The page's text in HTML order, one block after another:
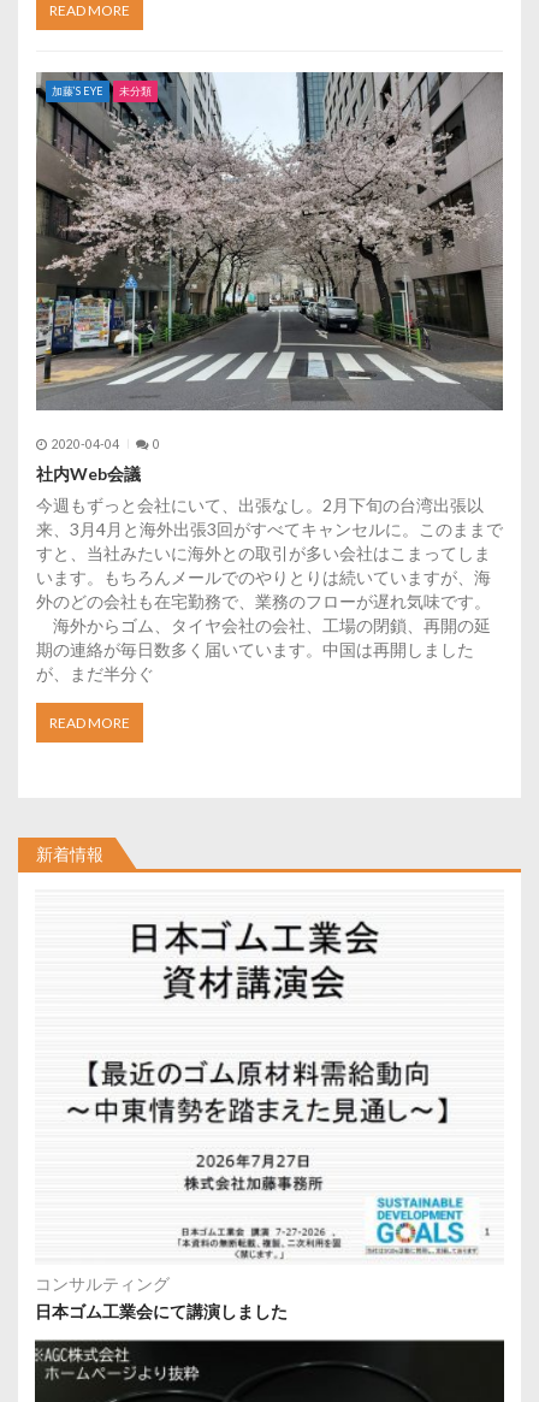
READ MORE
加藤’S EYE 未分類
2020-04-04 0
社内Web会議
今週もずっと会社にいて、出張なし。2月下旬の台湾出張以
来、3月4月と海外出張3回がすべてキャンセルに。このままで
すと、当社みたいに海外との取引が多い会社はこまってしま
います。もちろんメールでのやりとりは続いていますが、海
外のどの会社も在宅勤務で、業務のフローが遅れ気味です。
海外からゴム、タイヤ会社の会社、工場の閉鎖、再開の延
期の連絡が毎日数多く届いています。中国は再開しました
が、まだ半分ぐ
READ MORE
新着情報
コンサルティング
日本ゴム工業会にて講演しました